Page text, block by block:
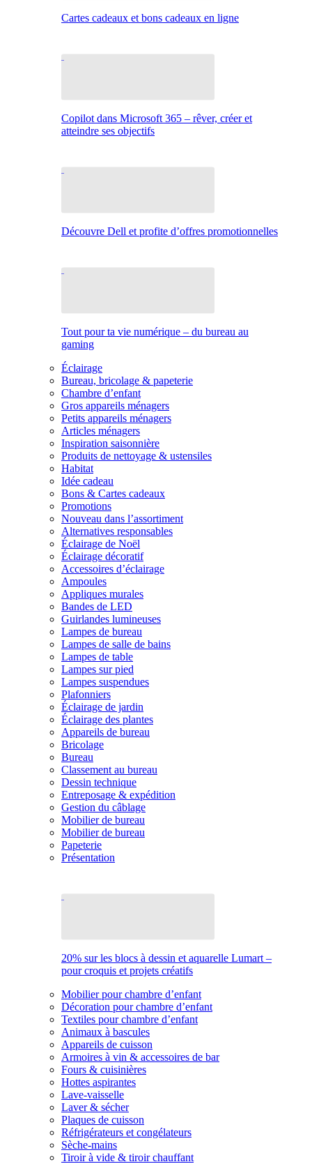
Cartes cadeaux et bons cadeaux en ligne
Copilot dans Microsoft 365 – rêver, créer et
atteindre ses objectifs
Découvre Dell et profite d’offres promotionnelles
Tout pour ta vie numérique – du bureau au
gaming
Éclairage
Bureau, bricolage & papeterie
Chambre d’enfant
Gros appareils ménagers
Petits appareils ménagers
Articles ménagers
Inspiration saisonnière
Produits de nettoyage & ustensiles
Habitat
Idée cadeau
Bons & Cartes cadeaux
Promotions
Nouveau dans l’assortiment
Alternatives responsables
Éclairage de Noël
Éclairage décoratif
Accessoires d’éclairage
Ampoules
Appliques murales
Bandes de LED
Guirlandes lumineuses
Lampes de bureau
Lampes de salle de bains
Lampes de table
Lampes sur pied
Lampes suspendues
Plafonniers
Éclairage de jardin
Éclairage des plantes
Appareils de bureau
Bricolage
Bureau
Classement au bureau
Dessin technique
Entreposage & expédition
Gestion du câblage
Mobilier de bureau
Mobilier de bureau
Papeterie
Présentation
20% sur les blocs à dessin et aquarelle Lumart –
pour croquis et projets créatifs
Mobilier pour chambre d’enfant
Décoration pour chambre d’enfant
Textiles pour chambre d’enfant
Animaux à bascules
Appareils de cuisson
Armoires à vin & accessoires de bar
Fours & cuisinières
Hottes aspirantes
Lave-vaisselle
Laver & sécher
Plaques de cuisson
Réfrigérateurs et congélateurs
Sèche-mains
Tiroir à vide & tiroir chauffant